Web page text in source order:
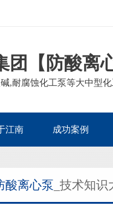
团【防酸离
,耐腐蚀化工泵等大中型
江南
长寄语
历程
成功案例
核电热电案例
生物医药案例
酸离心泵 _技术知识